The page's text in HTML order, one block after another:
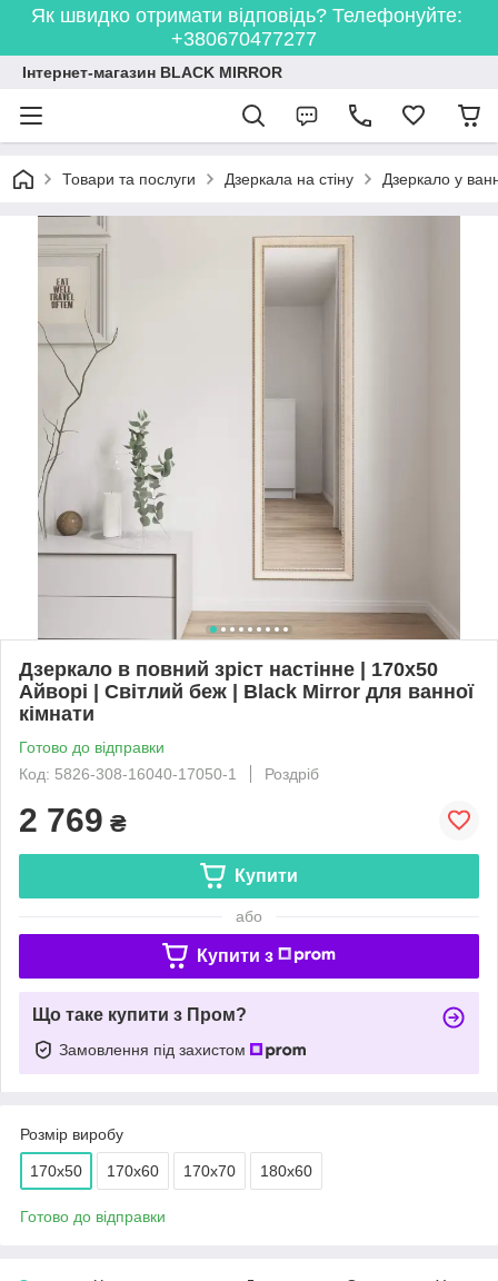
Як швидко отримати відповідь? Телефонуйте:
+380670477277
Інтернет-магазин BLACK MIRROR
Товари та послуги Дзеркала на стіну Дзеркало у
Дзеркало в повний зріст настінне | 170х50
Айворі | Світлий беж | Black Mirror для ванної
кімнати
Готово до відправки
Код: 5826-308-16040-17050-1
Роздріб
2 769 ₴
Купити
або
Купити з
Що таке купити з Пром?
Замовлення під захистом
Розмір виробу
170х50 170х60 170х70 180х60
Готово до відправки